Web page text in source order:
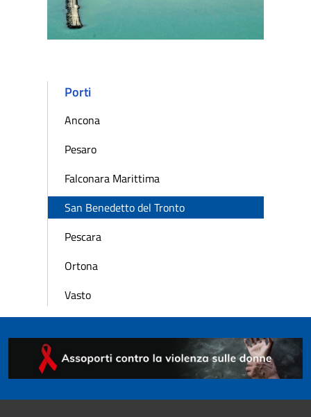
Porti
Ancona
Pesaro
Falconara Marittima
San Benedetto del Tronto
Pescara
Ortona
Vasto